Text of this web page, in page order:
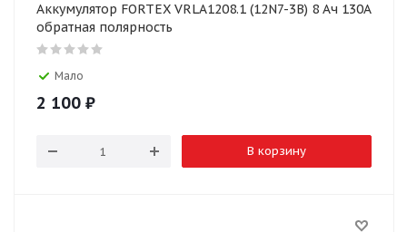
Аккумулятор FORTEX VRLA1208.1 (12N7-3B) 8 Ач 130А
обратная полярность
Мало
2 100 ₽
В корзину